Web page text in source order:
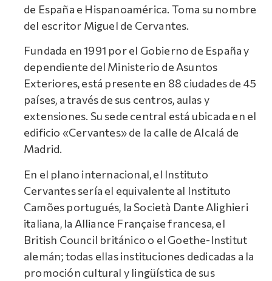
de España e Hispanoamérica. Toma su nombre
del escritor Miguel de Cervantes.
Fundada en 1991 por el Gobierno de España y
dependiente del Ministerio de Asuntos
Exteriores, está presente en 88 ciudades de 45
países, a través de sus centros, aulas y
extensiones. Su sede central está ubicada en el
edificio «Cervantes» de la calle de Alcalá de
Madrid.
En el plano internacional, el Instituto
Cervantes sería el equivalente al Instituto
Camões portugués, la Società Dante Alighieri
italiana, la Alliance Française francesa, el
British Council británico o el Goethe-Institut
alemán; todas ellas instituciones dedicadas a la
promoción cultural y lingüística de sus